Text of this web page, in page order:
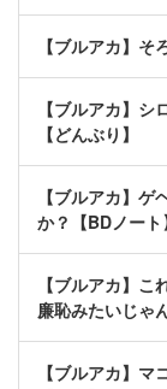
【ブルアカ】
【ブルアカ】
【どんぶり】
【ブルアカ】
か？【BDノート
【ブルアカ】
廉恥みたいじゃ
【ブルアカ】